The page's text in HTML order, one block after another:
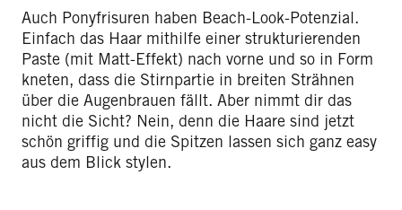
Auch Ponyfrisuren haben Beach-Look-Potenzial.
Einfach das Haar mithilfe einer strukturierenden
Paste (mit Matt-Effekt) nach vorne und so in Form
kneten, dass die Stirnpartie in breiten Strähnen
über die Augenbrauen fällt. Aber nimmt dir das
nicht die Sicht? Nein, denn die Haare sind jetzt
schön griffig und die Spitzen lassen sich ganz easy
aus dem Blick stylen.